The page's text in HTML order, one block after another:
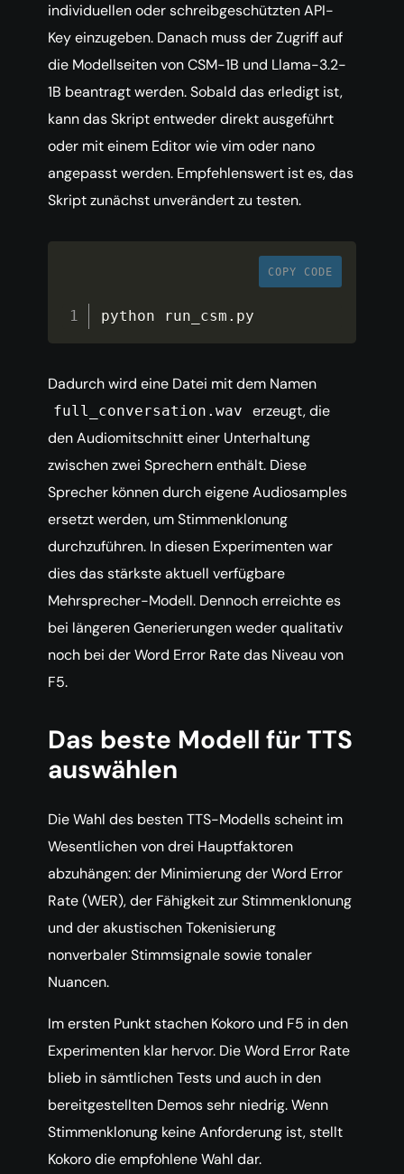
individuellen oder schreibgeschützten API-
Key einzugeben. Danach muss der Zugriff auf
die Modellseiten von CSM-1B und Llama-3.2-
1B beantragt werden. Sobald das erledigt ist,
kann das Skript entweder direkt ausgeführt
oder mit einem Editor wie vim oder nano
angepasst werden. Empfehlenswert ist es, das
Skript zunächst unverändert zu testen.
COPY CODE
python run_csm . py
Dadurch wird eine Datei mit dem Namen
full_conversation.wav
erzeugt, die
den Audiomitschnitt einer Unterhaltung
zwischen zwei Sprechern enthält. Diese
Sprecher können durch eigene Audiosamples
ersetzt werden, um Stimmenklonung
durchzuführen. In diesen Experimenten war
dies das stärkste aktuell verfügbare
Mehrsprecher-Modell. Dennoch erreichte es
bei längeren Generierungen weder qualitativ
noch bei der Word Error Rate das Niveau von
F5.
Das beste Modell für TTS
auswählen
Die Wahl des besten TTS-Modells scheint im
Wesentlichen von drei Hauptfaktoren
abzuhängen: der Minimierung der Word Error
Rate (WER), der Fähigkeit zur Stimmenklonung
und der akustischen Tokenisierung
nonverbaler Stimmsignale sowie tonaler
Nuancen.
Im ersten Punkt stachen Kokoro und F5 in den
Experimenten klar hervor. Die Word Error Rate
blieb in sämtlichen Tests und auch in den
bereitgestellten Demos sehr niedrig. Wenn
Stimmenklonung keine Anforderung ist, stellt
Kokoro die empfohlene Wahl dar.